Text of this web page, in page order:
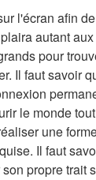
l'écran afin
autant
pour
Il faut savoir
le monde
une
Il faut
propre trait